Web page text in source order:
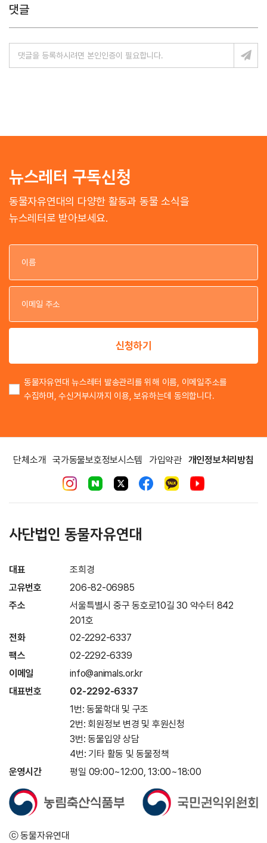
댓글
뉴스레터 구독신청
동물자유연대의 다양한 활동과 동물 소식을
뉴스레터로 받아보세요.
이
이
신청하기
동물자유연대 뉴스레터 발송관리를 위해 이름, 이메일주소를
수집하며, 수신거부시까지 이용, 보유하는데 동의합니다.
단체소개 국가동물보호정보시스템 가입약관 개인정보처리방침
사단법인 동물자유연대
대표
조희경
고유번호
206-82-06985
주소
서울특별시 중구 동호로10길 30 약수터 842
201호
전화
02-2292-6337
팩스
02-2292-6339
이메일
info@animals.or.kr
대표번호
02-2292-6337
1번: 동물학대 및 구조
2번: 회원정보 변경 및 후원신청
3번: 동물입양 상담
4번: 기타 활동 및 동물정책
운영시간
평일 09:00~12:00, 13:00~18:00
ⓒ 동물자유연대